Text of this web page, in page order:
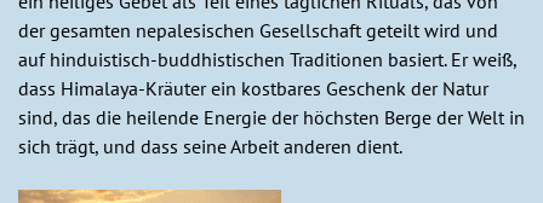
der gesamten nepalesischen Gesellschaft geteilt wird und
auf hinduistisch-buddhistischen Traditionen basiert. Er weiß,
dass Himalaya-Kräuter ein kostbares Geschenk der Natur
sind, das die heilende Energie der höchsten Berge der Welt in
sich trägt, und dass seine Arbeit anderen dient.